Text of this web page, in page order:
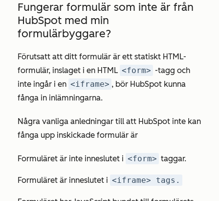
Fungerar formulär som inte är från
HubSpot med min
formulärbyggare?
Förutsatt att ditt formulär är ett statiskt HTML-
formulär, inslaget i en HTML <form> -tagg och
inte ingår i en <iframe> , bör HubSpot kunna
fånga in inlämningarna.
Några vanliga anledningar till att HubSpot inte kan
fånga upp inskickade formulär är
Formuläret är inte inneslutet i <form> taggar.
Formuläret är inneslutet i <iframe> tags.